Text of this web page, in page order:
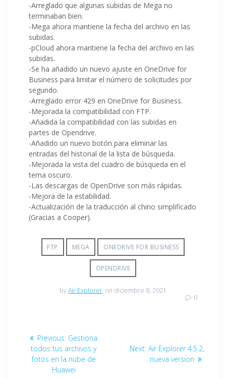
-Arreglado que algunas subidas de Mega no
terminaban bien.
-Mega ahora mantiene la fecha del archivo en las
subidas.
-pCloud ahora mantiene la fecha del archivo en las
subidas.
-Se ha añadido un nuevo ajuste en OneDrive for
Business para limitar el número de solicitudes por
segundo.
-Arreglado error 429 en OneDrive for Business.
-Mejorada la compatibilidad con FTP.
-Añadida la compatibilidad con las subidas en
partes de Opendrive.
-Añadido un nuevo botón para eliminar las
entradas del historial de la lista de búsqueda.
-Mejorada la vista del cuadro de búsqueda en el
tema oscuro.
-Las descargas de OpenDrive son más rápidas.
-Mejora de la estabilidad.
-Actualización de la traducción al chino simplificado
(Gracias a Cooper).
FTP MEGA ONEDRIVE FOR BUSINESS
OPENDRIVE
byAir Explorer on diciembre 8, 2021
0
Previous: Gestiona
todos tus archivos y
fotos en la nube de
Huawei
Next: Air Explorer 4.5.2,
nueva version